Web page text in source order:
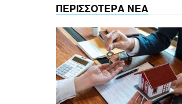
ΠΕΡΙΣΣΟΤΕΡΑ ΝΕΑ